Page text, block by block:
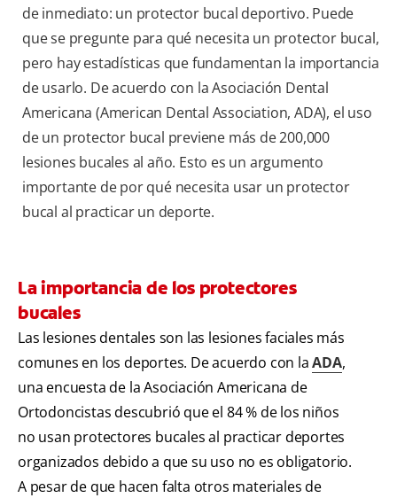
de inmediato: un protector bucal deportivo. Puede
que se pregunte para qué necesita un protector bucal,
pero hay estadísticas que fundamentan la importancia
de usarlo. De acuerdo con la Asociación Dental
Americana (American Dental Association, ADA), el uso
de un protector bucal previene más de 200,000
lesiones bucales al año. Esto es un argumento
importante de por qué necesita usar un protector
bucal al practicar un deporte.
La importancia de los protectores
bucales
Las lesiones dentales son las lesiones faciales más
comunes en los deportes. De acuerdo con laADA,
una encuesta de la Asociación Americana de
Ortodoncistas descubrió que el 84 % de los niños
no usan protectores bucales al practicar deportes
organizados debido a que su uso no es obligatorio.
A pesar de que hacen falta otros materiales de